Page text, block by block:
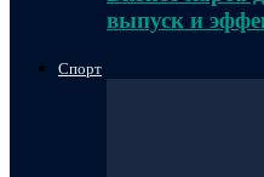
выпуск и
Спорт